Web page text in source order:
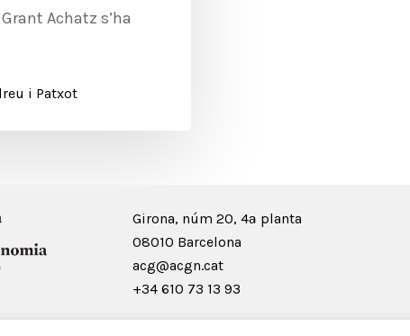
Achatz s’ha
i Patxot
Girona, núm 20, 4ª planta
08010 Barcelona
acg@acgn.cat
+34 610 73 13 93